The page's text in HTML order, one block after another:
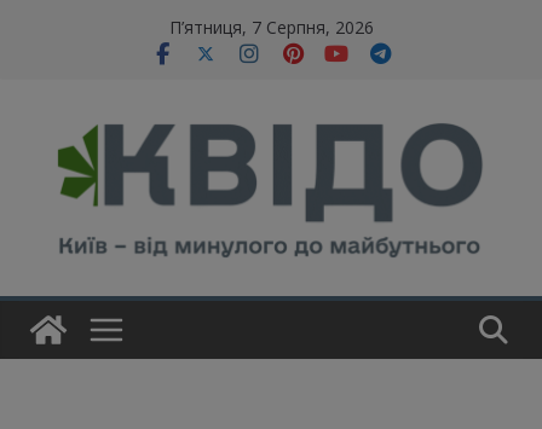
П’ятниця, 7 Серпня, 2026
modal-check